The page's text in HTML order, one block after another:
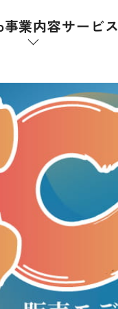
事業内容サービス